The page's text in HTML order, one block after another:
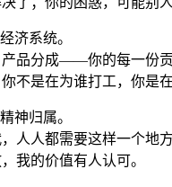
济系统。
产品分成——你的每一份
不是在为谁打工，你是
神归属。
人人都需要这样一个地
我的价值有人认可。